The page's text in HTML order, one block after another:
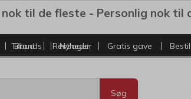
til de fleste - Personlig nok til
Brands Nyheder
Tilbud Restlager Gratis gave
Søg